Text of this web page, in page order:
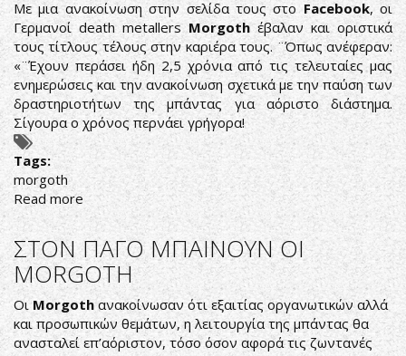
Με μια ανακοίνωση στην σελίδα τους στο Facebook, οι
Γερμανοί death metallersMorgothέβαλαν και οριστικά
τους τίτλους τέλους στην καριέρα τους. ¨Όπως ανέφεραν:
«¨Έχουν περάσει ήδη 2,5 χρόνια από τις τελευταίες μας
ενημερώσεις και την ανακοίνωση σχετικά με την παύση των
δραστηριοτήτων της μπάντας για αόριστο διάστημα.
Σίγουρα ο χρόνος περνάει γρήγορα!
Tags:
morgoth
Read more about
ΤΟ
ΤΕΛΟΣ
ΤΟΥΣ
ΔΡΟΜΟΥ
ΓΙΑ
ΤΟΥΣ
MORGOTH
ΣΤΟΝ ΠΑΓΟ ΜΠΑΙΝΟΥΝ ΟΙ
MORGOTH
ΟιMorgoth ανακοίνωσαν ότι εξαιτίας οργανωτικών αλλά
και προσωπικών θεμάτων, η λειτουργία της μπάντας θα
ανασταλεί επ’αόριστον, τόσο όσον αφορά τις ζωντανές